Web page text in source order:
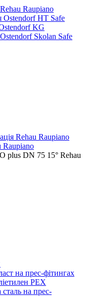
Raupiano
Ostendorf HT Safe
KG
Skolan Safe
Rehau Raupiano
Raupiano
plus DN 75 15° Rehau
на прес-фітингах
PEX
на прес-